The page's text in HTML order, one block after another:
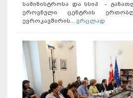
სამინისტროსა და სსიპ -
ეროვნული ცენტრის
ევროკავშირის... ვრცლად